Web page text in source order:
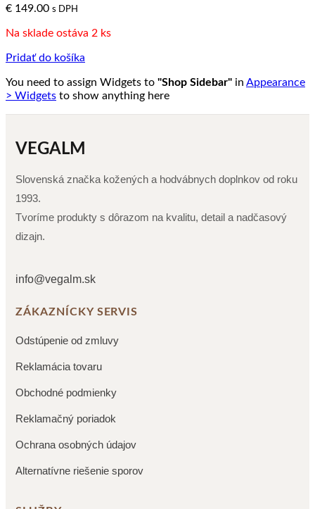
€ 149.00 s DPH
Na sklade ostáva 2 ks
Pridať do košíka
You need to assign Widgets to "Shop Sidebar" in Appearance
> Widgets to show anything here
VEGALM
Slovenská značka kožených a hodvábnych doplnkov od roku
1993.
Tvoríme produkty s dôrazom na kvalitu, detail a nadčasový
dizajn.
info@vegalm.sk
ZÁKAZNÍCKY SERVIS
Odstúpenie od zmluvy
Reklamácia tovaru
Obchodné podmienky
Reklamačný poriadok
Ochrana osobných údajov
Alternatívne riešenie sporov